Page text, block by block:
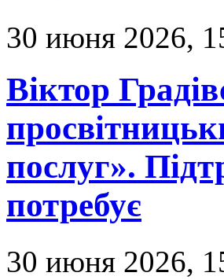
30 июня 2026,
Віктор
послуг».
потребує
30 июня 2026,